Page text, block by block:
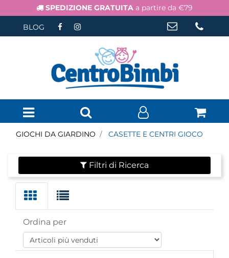
SPEDIZIONE GRATUITA a partire da €79
BLOG
Open menu
GIOCHI DA GIARDINO CASETTE E CENTRI GIOCO
Filtri di Ricerca
Ordina per